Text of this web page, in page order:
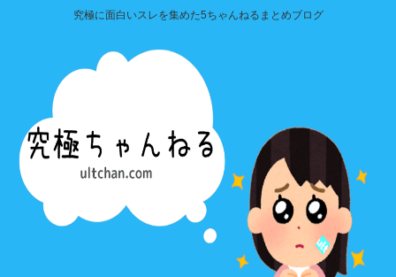
究極に面白いスレを集めた5ちゃんねるまとめブログ